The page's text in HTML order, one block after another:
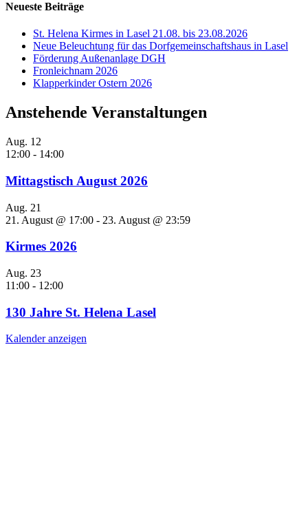
Neueste Beiträge
St. Helena Kirmes in Lasel 21.08. bis 23.08.2026
Neue Beleuchtung für das Dorfgemeinschaftshaus in Lasel
Förderung Außenanlage DGH
Fronleichnam 2026
Klapperkinder Ostern 2026
Anstehende Veranstaltungen
Aug. 12
12:00 - 14:00
Mittagstisch August 2026
Aug. 21
21. August @ 17:00 - 23. August @ 23:59
Kirmes 2026
Aug. 23
11:00 - 12:00
130 Jahre St. Helena Lasel
Kalender anzeigen